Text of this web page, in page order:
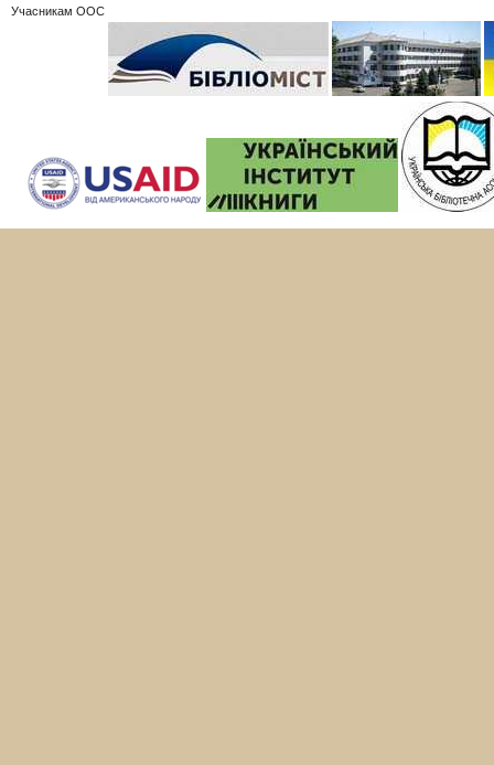
Учасникам ООС